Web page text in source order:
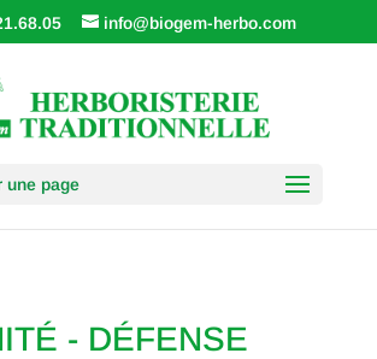
info@biogem-herbo.com
une page
- DÉFENSE